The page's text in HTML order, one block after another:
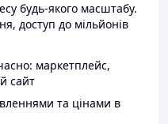
будь-якого масштабу.
доступ до мільйонів
маркетплейс,
сайт
та цінами в